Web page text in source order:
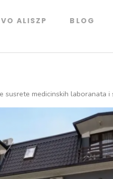
ALISZP BLOG
susrete medicinskih laboranata